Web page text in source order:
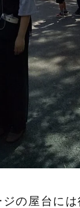
の屋台には